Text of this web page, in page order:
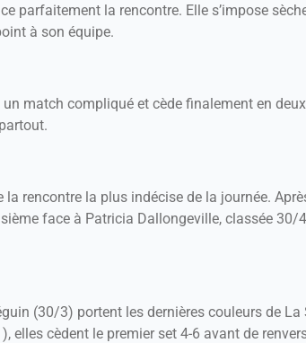
parfaitement la rencontre. Elle s’impose
à son équipe.
match compliqué et cède finalement en
rencontre la plus indécise de la journée.
face à Patricia Dallongeville, classée 30/
(30/3) portent les dernières couleurs de La
elles cèdent le premier set 4-6 avant de